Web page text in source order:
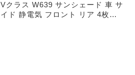
Vクラス W639 サンシェード 車 サ
イド 静電気 フロント リア 4枚セ